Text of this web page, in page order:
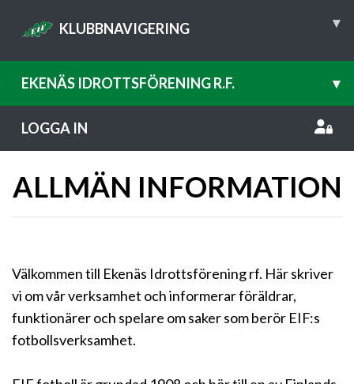
KLUBBNAVIGERING ▾
EKENÄS IDROTTSFÖRENING R.F. ▾
LOGGA IN
ALLMÄN INFORMATION
Välkommen till Ekenäs Idrottsförening rf. Här skriver
vi om vår verksamhet och informerar föräldrar,
funktionärer och spelare om saker som berör EIF:s
fotbollsverksamhet.